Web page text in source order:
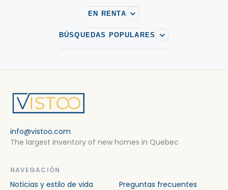
EN RENTA
BÚSQUEDAS POPULARES
info@vistoo.com
The largest inventory of new homes in Quebec
NAVEGACIÓN
Noticias y estilo de vida
Preguntas frecuentes